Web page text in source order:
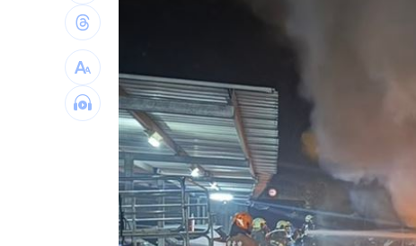
日本長壽秘密找到了！1食物穩血糖又通腸
新/涉收原鄉工程回扣 高市議員120萬交保
引退女優轉行程式設計師 網：無碼變寫碼
新制上路！增6檔關禁閉 關5天、2分撮合